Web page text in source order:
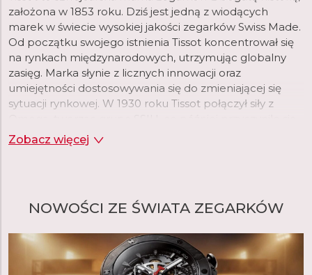
założona w 1853 roku. Dziś jest jedną z wiodących
marek w świecie wysokiej jakości zegarków Swiss Made.
Od początku swojego istnienia Tissot koncentrował się
na rynkach międzynarodowych, utrzymując globalny
zasięg. Marka słynie z licznych innowacji oraz
umiejętności dostosowywania się do zmieniającej się
sytuacji rynkowej. W 1930 roku Tissot połączył siły z
do powstania Swatch Group.
zegarki wyjątkowe w swojej klasie. Seria T-Pocket
rozpoczęła się historia Tissot, natomiast seria T-Touch to
nowoczesne, inteligentne zegarki z ekranem
dotykowym. Wyjątkowe są także modele z
Zobacz więcej
NOWOŚCI ZE ŚWIATA ZEGARKÓW